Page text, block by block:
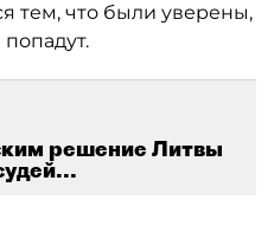
тем, что были уверены,
решение Литвы